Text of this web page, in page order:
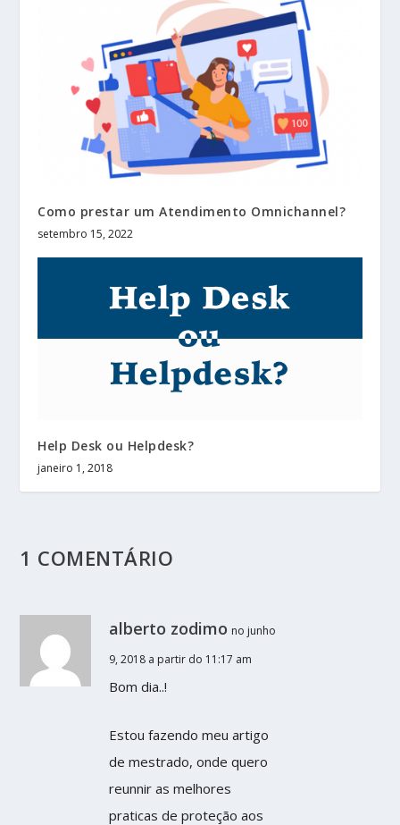
Como prestar um Atendimento Omnichannel?
setembro 15, 2022
Help Desk ou Helpdesk?
janeiro 1, 2018
1 COMENTÁRIO
alberto zodimo no junho
9, 2018 a partir do 11:17 am
Bom dia..!
Estou fazendo meu artigo
de mestrado, onde quero
reunnir as melhores
praticas de proteção aos